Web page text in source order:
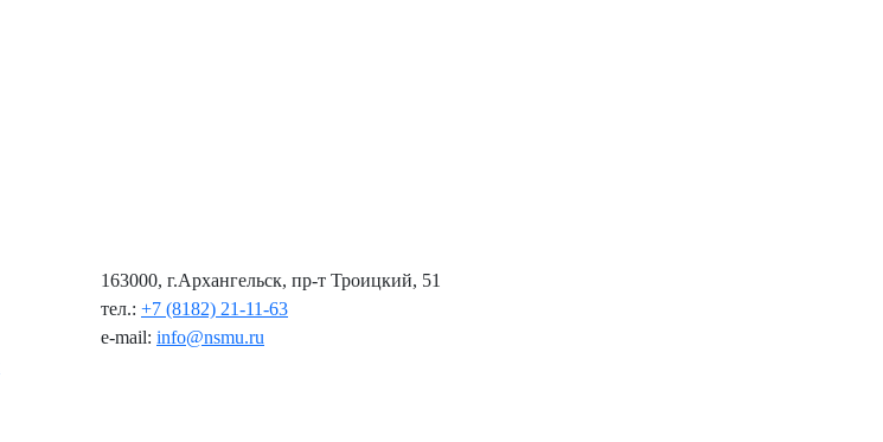
163000, г.Архангельск, пр-т Троицкий, 51
тел.: +7 (8182) 21-11-63
e-mail: info@nsmu.ru